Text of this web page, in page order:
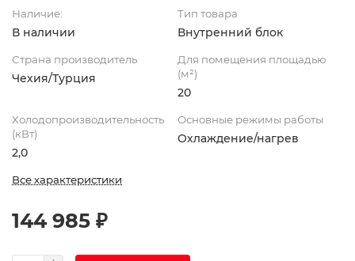
Наличие:
В наличии
Тип товара
Внутренний блок
Страна производитель
Чехия/Турция
Для помещения площадью
(м²)
20
Холодопроизводительность
(кВт)
2,0
Основные режимы работы
Охлаждение/нагрев
Все характеристики
144 985 ₽